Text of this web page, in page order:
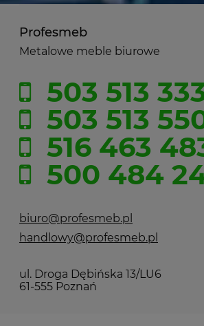
Profesmeb
Metalowe meble biurowe
503 513
503 513
516 463
500 484
biuro@profesmeb.pl
handlowy@profesmeb.pl
ul. Droga Dębińska 13/LU6
61-555 Poznań